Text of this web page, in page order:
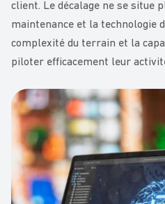
client. Le décalage ne se situe
maintenance et la technologie
complexité du terrain et la
piloter efficacement leur